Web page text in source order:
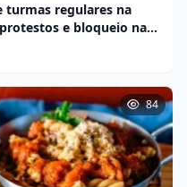
turmas regulares na
e bloqueio na
84